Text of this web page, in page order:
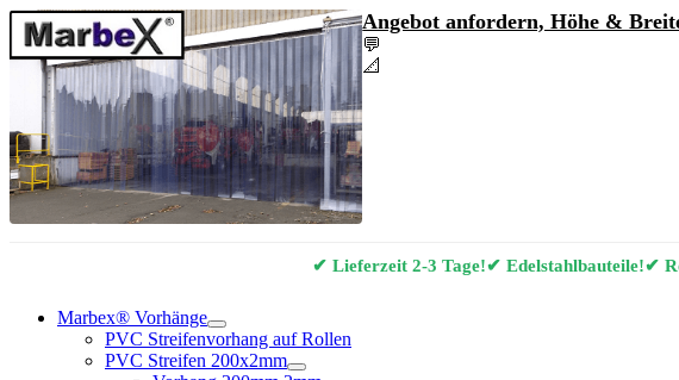
Angebot anfordern, Höhe &
💬
📐
✔ Lieferzeit 2-3 Tage!✔ Edelstahlbauteile!✔
Marbex® Vorhänge
PVC Streifenvorhang auf Rollen
PVC Streifen 200x2mm